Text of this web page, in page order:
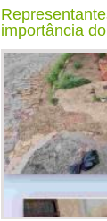
importância